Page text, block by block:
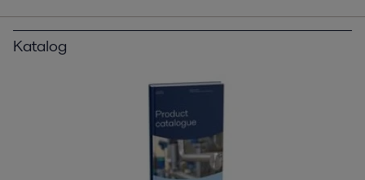
Katalog